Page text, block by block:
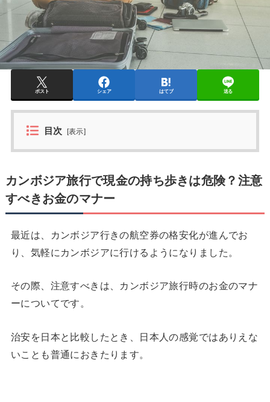
ポスト シェア はてブ 送る
目次 [表示]
カンボジア旅行で現金の持ち歩きは危険？注意
すべきお金のマナー
最近は、カンボジア行きの航空券の格安化が進んでお
り、気軽にカンボジアに行けるようになりました。
その際、注意すべきは、カンボジア旅行時のお金のマナ
ーについてです。
治安を日本と比較したとき、日本人の感覚ではありえな
いことも普通におきたります。